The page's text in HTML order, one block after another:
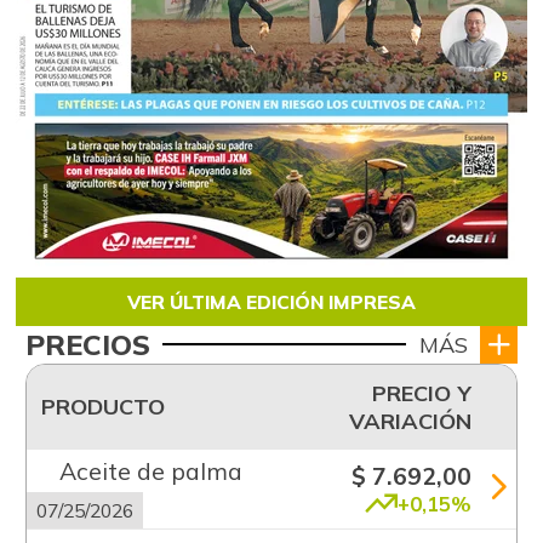
VER ÚLTIMA EDICIÓN IMPRESA
PRECIOS MÁS
PRODUCTO
PRECIO Y
VARIACIÓN
Aceite de palma
07/25/2026
$ 7.692,00
+0,15%